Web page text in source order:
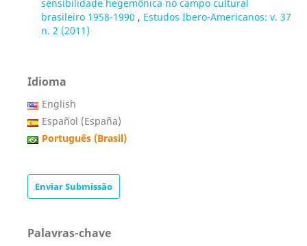
sensibilidade hegemônica no campo cultural
brasileiro 1958-1990 , Estudos Ibero-Americanos: v. 37
n. 2 (2011)
Idioma
English
Español (España)
Português (Brasil)
Enviar Submissão
Palavras-chave